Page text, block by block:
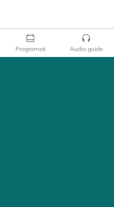
Programok Audio guide